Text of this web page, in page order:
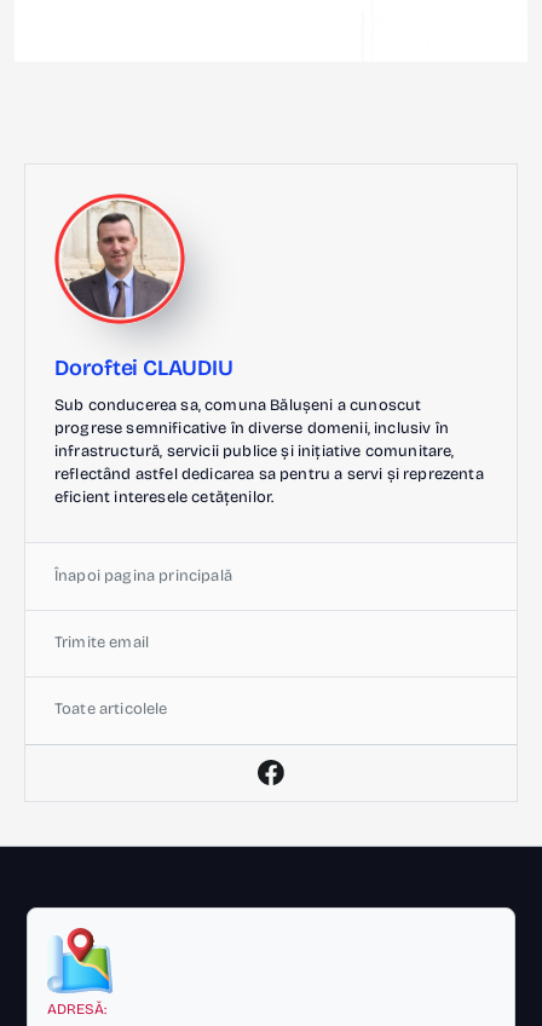
Doroftei CLAUDIU
Sub conducerea sa, comuna Bălușeni a cunoscut
progrese semnificative în diverse domenii, inclusiv în
infrastructură, servicii publice și inițiative comunitare,
reflectând astfel dedicarea sa pentru a servi și reprezenta
eficient interesele cetățenilor.
Înapoi pagina principală
Trimite email
Toate articolele
ADRESĂ: